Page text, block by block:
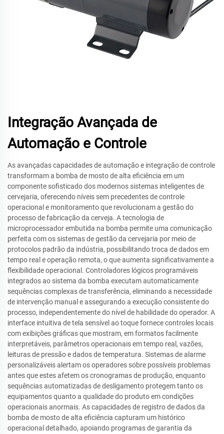
Integração Avançada de
Automação e Controle
As avançadas capacidades de automação e integração de controle
transformam a bomba de mosto de alta eficiência em um
componente sofisticado dos modernos sistemas inteligentes de
cervejaria, oferecendo níveis sem precedentes de controle
operacional e monitoramento que revolucionam a gestão do
processo de fabricação da cerveja. A tecnologia de
microprocessador embutida na bomba permite uma comunicação
perfeita com os sistemas de gestão da cervejaria por meio de
protocolos padrão da indústria, possibilitando troca de dados em
tempo real e operação remota, o que aumenta significativamente a
flexibilidade operacional. Controladores lógicos programáveis
integrados ao sistema da bomba executam automaticamente
sequências complexas de transferência, eliminando a necessidade
de intervenção manual e assegurando a execução consistente do
processo, independentemente do nível de habilidade do operador. A
interface intuitiva de tela sensível ao toque fornece controles locais
com exibições gráficas que mostram, em formatos facilmente
interpretáveis, parâmetros operacionais em tempo real, vazões,
leituras de pressão e dados de temperatura. Sistemas de alarme
personalizáveis alertam os operadores sobre possíveis problemas
antes que estes afetem os cronogramas de produção, enquanto
sequências automatizadas de desligamento protegem tanto os
equipamentos quanto a qualidade do produto em condições
operacionais anormais. As capacidades de registro de dados da
bomba de mosto de alta eficiência capturam um histórico
operacional detalhado, apoiando programas de garantia da